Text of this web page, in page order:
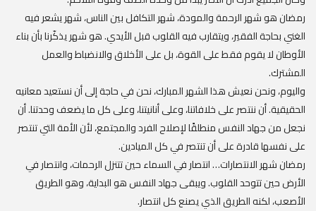
رمضان هو شهر الرحمة والمودة، شهر التكافل بين الناس، شهر يشعر فيه
الغني بحاجة الفقير، ويتقارب فيه القلوب قبل الأيدي. هو شهر يذكّرنا بأن بناء
الأوطان لا يقوم فقط على القوة، بل على الأخلاق والانضباط والعمل
المشترك.
واليوم، ونحن نعيش هذا الشهر المبارك، نحن في حاجة إلى أن نستعيد معانيه
الحقيقية. أن ننتصر على خلافاتنا، وعلى أنانيتنا، وعلى كل ما يضعف وحدتنا. أن
نجعل من جهاد النفس منطلقًا لإصلاح الفرد والمجتمع، لأن الأمة التي تنتصر
على نفسها قادرة على أن تنتصر في كل الميادين.
رمضان شهر الانتصارات… انتصار في السماء حين تتنزل الرحمات، وانتصار في
الأرض حين تتوحد القلوب. ويبقى جهاد النفس هو البداية، وهو الطريق
الأصعب، لكنه الطريق الذي يصنع كل انتصار.